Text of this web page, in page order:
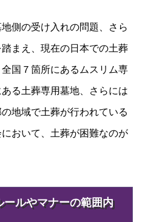
側の受け入れの問題、さら
まえ、現在の日本での土葬
国７箇所にあるムスリム専
る土葬専用墓地、さらには
地域で土葬が行われている
おいて、土葬が困難なのが
ルやマナーの範囲内